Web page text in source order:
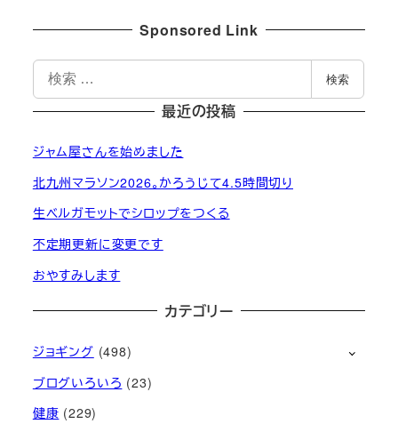
Sponsored Link
索
検索
最近の投稿
ジャム屋さんを始めました
北九州マラソン2026。かろうじて4.5時間切り
生ベルガモットでシロップをつくる
不定期更新に変更です
おやすみします
カテゴリー
ジョギング (498)
ブログいろいろ (23)
健康 (229)